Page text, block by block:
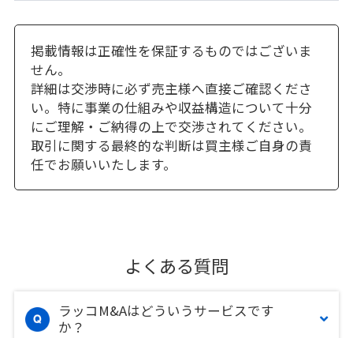
掲載情報は正確性を保証するものではございま
せん。
詳細は交渉時に必ず売主様へ直接ご確認くださ
い。特に事業の仕組みや収益構造について十分
にご理解・ご納得の上で交渉されてください。
取引に関する最終的な判断は買主様ご自身の責
任でお願いいたします。
よくある質問
ラッコM&Aはどういうサービスです
か？